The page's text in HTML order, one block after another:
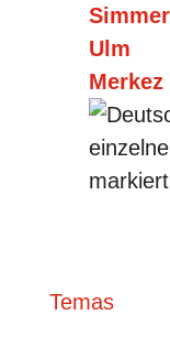
Ulm
Merkez
Temas